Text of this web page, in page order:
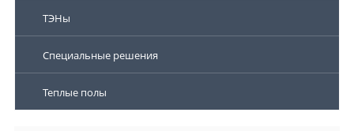
ТЭНы
Специальные решения
Теплые полы